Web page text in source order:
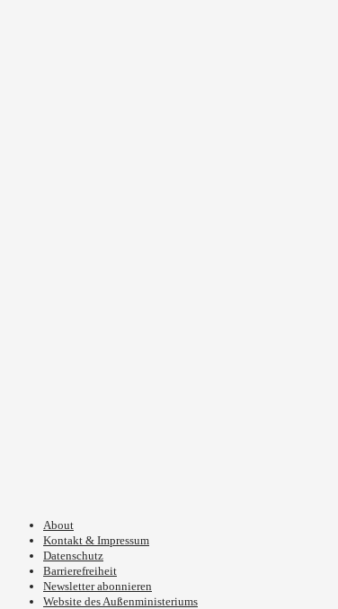
About
Kontakt & Impressum
Datenschutz
Barrierefreiheit
Newsletter abonnieren
Website des Außenministeriums